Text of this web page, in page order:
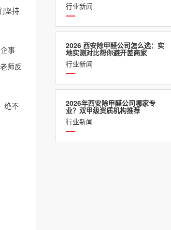
行业新闻
2026 西安除甲醛公司怎么选：实
地实测对比帮你避开差商家
行业新闻
2026年西安除甲醛公司哪家专
业？双甲级资质机构推荐
行业新闻
坚持
事
师反
绝不